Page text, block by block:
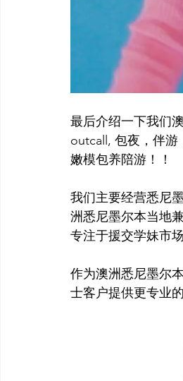
最后介绍一下我们
outcall, 包夜，伴
嫩模包养陪游！！
我们主要经营悉尼
洲悉尼墨尔本当地
专注于援交学妹市
作为澳洲悉尼墨尔
士客户提供更专业